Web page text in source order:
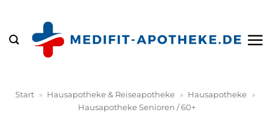
springen
Start » Hausapotheke & Reiseapotheke » Hausapotheke »
Hausapotheke Senioren / 60+